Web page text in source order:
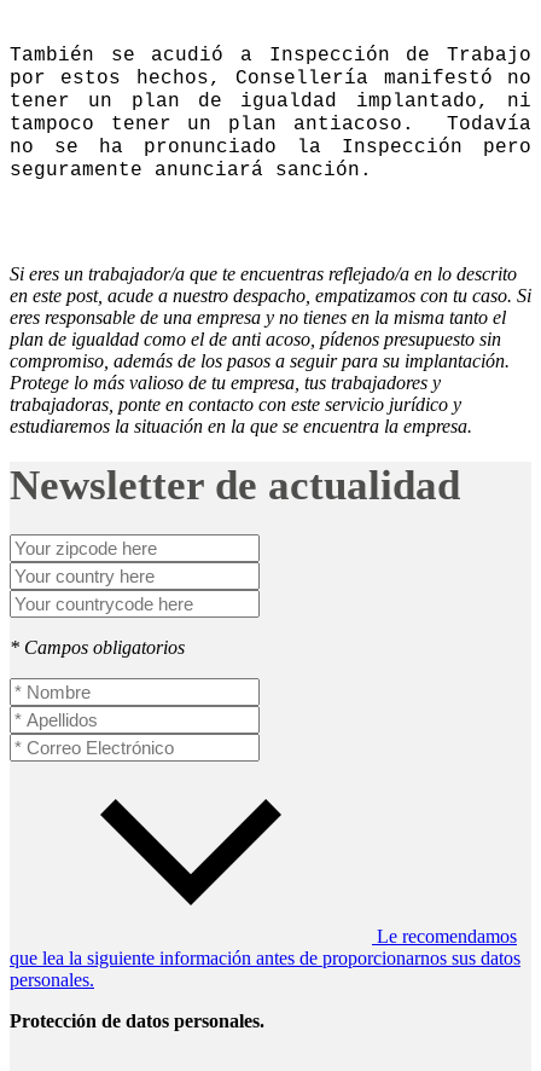
También se acudió a Inspección de Trabajo
por estos hechos, Consellería manifestó no
tener un plan de igualdad implantado, ni
tampoco tener un plan antiacoso. Todavía
no se ha pronunciado la Inspección pero
seguramente anunciará sanción.
Si eres un trabajador/a que te encuentras reflejado/a en lo descrito
en este post, acude a nuestro despacho, empatizamos con tu caso. Si
eres responsable de una empresa y no tienes en la misma tanto el
plan de igualdad como el de anti acoso, pídenos presupuesto sin
compromiso, además de los pasos a seguir para su implantación.
Protege lo más valioso de tu empresa, tus trabajadores y
trabajadoras, ponte en contacto con este servicio jurídico y
estudiaremos la situación en la que se encuentra la empresa.
Newsletter de actualidad
* Campos obligatorios
Le recomendamos
que lea la siguiente información antes de proporcionarnos sus datos
personales.
Protección de datos personales.